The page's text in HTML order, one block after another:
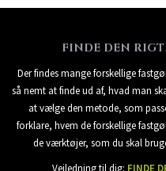
FINDE DEN
Der findes mange forskellige
så nemt at finde ud af, hvad man
at vælge den metode, som
forklare, hvem de forskellige
de værktøjer, som du skal
Vejledning til dig: FINDE